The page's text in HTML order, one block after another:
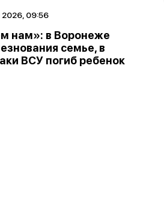
2026, 09:56
нам»: в Воронеже
семье, в
ВСУ погиб ребенок